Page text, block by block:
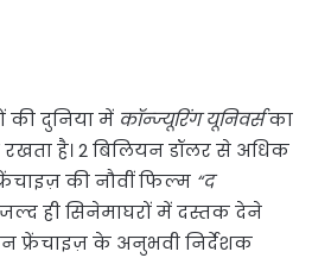
की दुनिया में कॉन्ज्यूरिंग यूनिवर्सका
है। 2 बिलियन डॉलर से अधिक
की नौवीं फिल्म “द
ही सिनेमाघरों में दस्तक देने
फ्रेंचाइज़ के अनुभवी निर्देशक